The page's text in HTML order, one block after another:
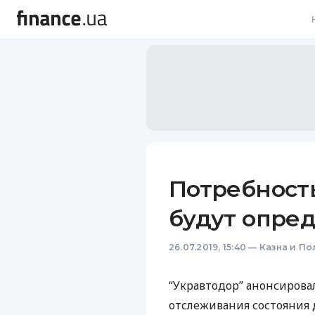
будут
26.07.2019, 15:40 — Казна и
“Укравтодор”
отслеживания